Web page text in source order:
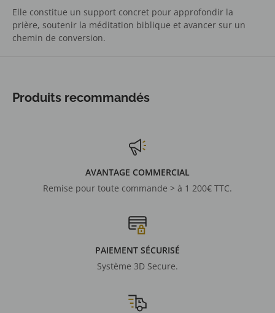
Elle constitue un support concret pour approfondir la
prière, soutenir la méditation biblique et avancer sur un
chemin de conversion.
Produits recommandés
AVANTAGE COMMERCIAL
Remise pour toute commande > à 1 200€ TTC.
PAIEMENT SÉCURISÉ
Système 3D Secure.